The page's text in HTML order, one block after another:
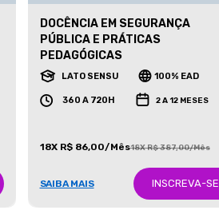
DOCÊNCIA EM SEGURANÇA
PÚBLICA E PRÁTICAS
PEDAGÓGICAS
LATO SENSU 100% EAD
360 A 720H 2 A 12 MESES
18X R$ 86,00/Mês18X R$ 387,00/Mês
SAIBA MAIS INSCREVA-SE